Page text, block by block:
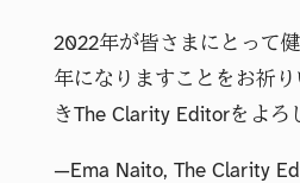
2022年が皆さまにとって
年になりますことをお祈
きThe Clarity Editorをよろ
—Ema Naito, The Clarity